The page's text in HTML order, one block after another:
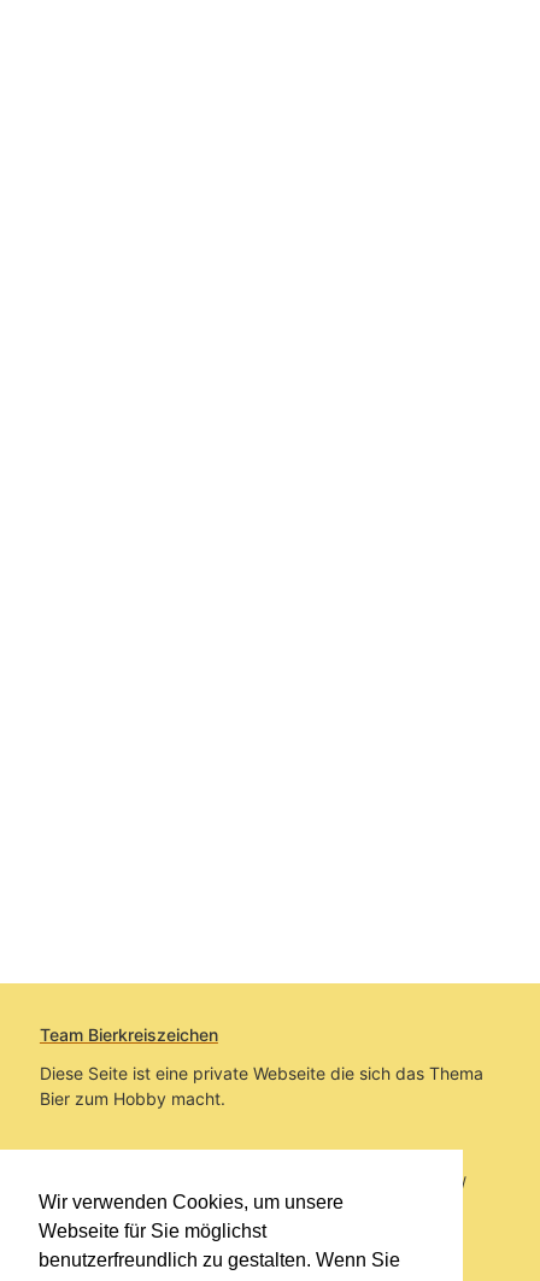
Wir verwenden Cookies, um unsere
Webseite für Sie möglichst
benutzerfreundlich zu gestalten. Wenn Sie
Team Bierkreiszeichen
Diese Seite ist eine private Webseite die sich das Thema
Bier zum Hobby macht.
Sie befinden sich auf https://www.bierkreiszeichen.at/
im Pfad:Bierkreiszeichen/Gesammelte Biere
Erstellt: 2026-08-06